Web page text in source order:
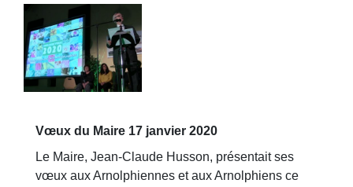
Vœux du Maire 17 janvier 2020
Le Maire, Jean-Claude Husson, présentait ses
vœux aux Arnolphiennes et aux Arnolphiens ce